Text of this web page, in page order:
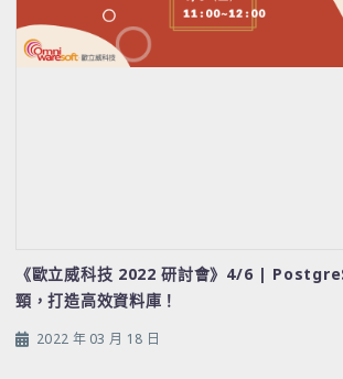
《歐立威科技 2022 研討會》4/6 |
頸，打造高效資料庫！
2022 年 03 月 18 日